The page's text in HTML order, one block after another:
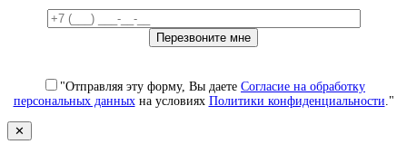
"Отправляя эту форму, Вы даете Согласие на обработку
персональных данныхна условиях Политики конфиденциальности."
✕